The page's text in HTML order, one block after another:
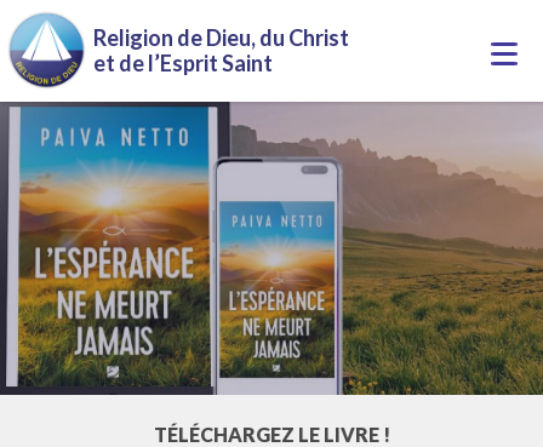
Aller au contenu principal
Religion de Dieu, du Christ
et de l’Esprit Saint
TÉLÉCHARGEZ LE LIVRE !